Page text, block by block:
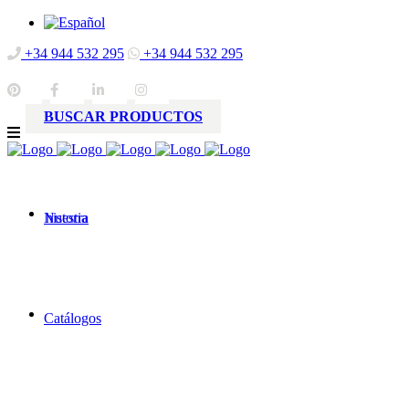
+34 944 532 295 +34 944 532 295
BUSCAR PRODUCTOS
Nuestra
historia
Catálogos